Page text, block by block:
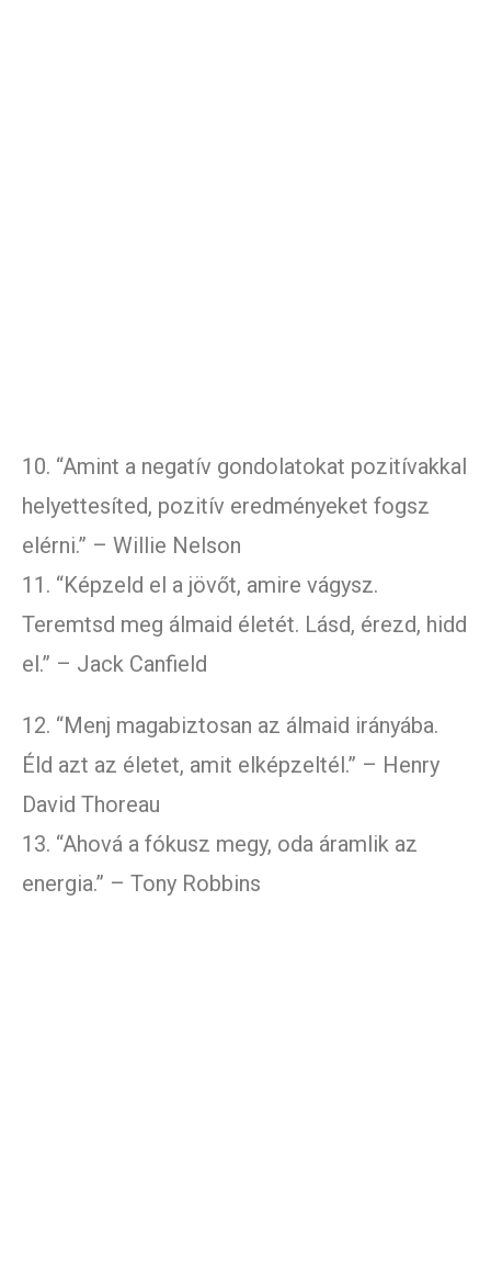
10. “Amint a negatív gondolatokat pozitívakkal
helyettesíted, pozitív eredményeket fogsz
elérni.” – Willie Nelson
11. “Képzeld el a jövőt, amire vágysz.
Teremtsd meg álmaid életét. Lásd, érezd, hidd
el.” – Jack Canfield
12. “Menj magabiztosan az álmaid irányába.
Éld azt az életet, amit elképzeltél.” – Henry
David Thoreau
13. “Ahová a fókusz megy, oda áramlik az
energia.” – Tony Robbins